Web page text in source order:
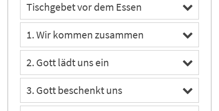
Tischgebet vor dem Essen
1. Wir kommen zusammen
2. Gott lädt uns ein
3. Gott beschenkt uns